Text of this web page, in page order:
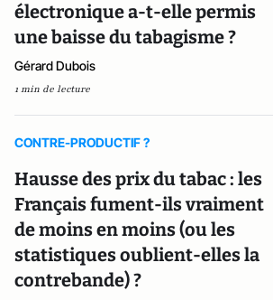
électronique a-t-elle permis
une baisse du tabagisme ?
Gérard Dubois
1 min de lecture
CONTRE-PRODUCTIF ?
Hausse des prix du tabac : les
Français fument-ils vraiment
de moins en moins (ou les
statistiques oublient-elles la
contrebande) ?